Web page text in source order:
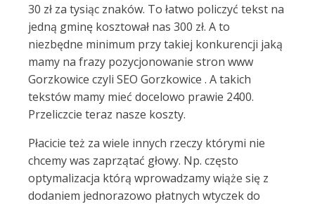
30 zł za tysiąc znaków. To łatwo policzyć tekst na
jedną gminę kosztował nas 300 zł. A to
niezbędne minimum przy takiej konkurencji jaką
mamy na frazy pozycjonowanie stron www
Gorzkowice czyli SEO Gorzkowice . A takich
tekstów mamy mieć docelowo prawie 2400.
Przeliczcie teraz nasze koszty.
Płacicie też za wiele innych rzeczy którymi nie
chcemy was zaprzątać głowy. Np. często
optymalizacja którą wprowadzamy wiąże się z
dodaniem jednorazowo płatnych wtyczek do